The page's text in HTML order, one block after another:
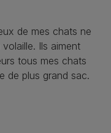
de mes chats ne
Ils aiment
tous mes chats
de plus grand sac.